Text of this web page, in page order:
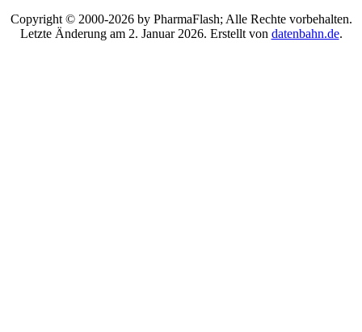
Copyright © 2000-2026 by PharmaFlash; Alle Rechte vorbehalten.
Letzte Änderung am 2. Januar 2026. Erstellt von datenbahn.de.